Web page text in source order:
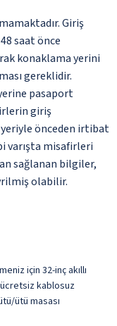
Giriş
saat önce
konaklama yerini
gereklidir.
pasaport
giriş
önceden irtibat
varışta misafirleri
sağlanan bilgiler,
olabilir.
için 32-inç akıllı
kablosuz
ütü masası